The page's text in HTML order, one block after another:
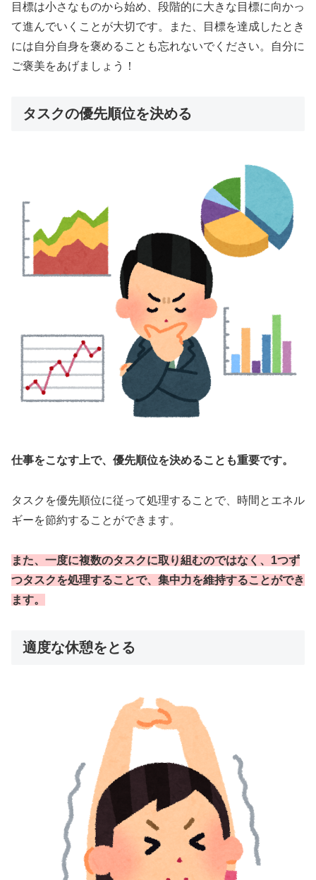
目標は小さなものから始め、段階的に大きな目標に向かっ
て進んでいくことが大切です。また、目標を達成したとき
には自分自身を褒めることも忘れないでください。自分に
ご褒美をあげましょう！
タスクの優先順位を決める
仕事をこなす上で、優先順位を決めることも重要です。
タスクを優先順位に従って処理することで、時間とエネル
ギーを節約することができます。
また、一度に複数のタスクに取り組むのではなく、1つず
つタスクを処理することで、集中力を維持することができ
ます。
適度な休憩をとる